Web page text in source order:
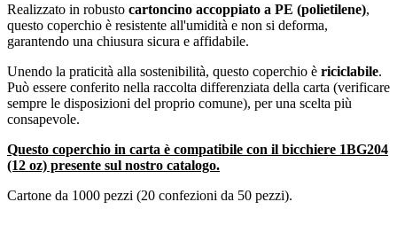
Realizzato in robusto cartoncino accoppiato a PE (polietilene),
questo coperchio è resistente all'umidità e non si deforma,
garantendo una chiusura sicura e affidabile.
Unendo la praticità alla sostenibilità, questo coperchio è riciclabile.
Può essere conferito nella raccolta differenziata della carta (verificare
sempre le disposizioni del proprio comune), per una scelta più
consapevole.
Questo coperchio in carta è compatibile con il bicchiere 1BG204
(12 oz) presente sul nostro catalogo.
Cartone da 1000 pezzi (20 confezioni da 50 pezzi).